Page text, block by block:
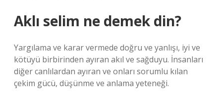
Aklı selim ne demek din?
Yargılama ve karar vermede doğru ve yanlışı, iyi ve
kötüyü birbirinden ayıran akıl ve sağduyu. İnsanları
diğer canlılardan ayıran ve onları sorumlu kılan
çekim gücü, düşünme ve anlama yeteneği.